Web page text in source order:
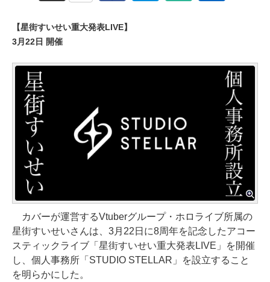
【星街すいせい重大発表LIVE】
3月22日 開催
カバーが運営するVtuberグループ・ホロライブ所属の
星街すいせいさんは、3月22日に8周年を記念したアコー
スティックライブ「星街すいせい重大発表LIVE」を開催
し、個人事務所「STUDIO STELLAR」を設立すること
を明らかにした。